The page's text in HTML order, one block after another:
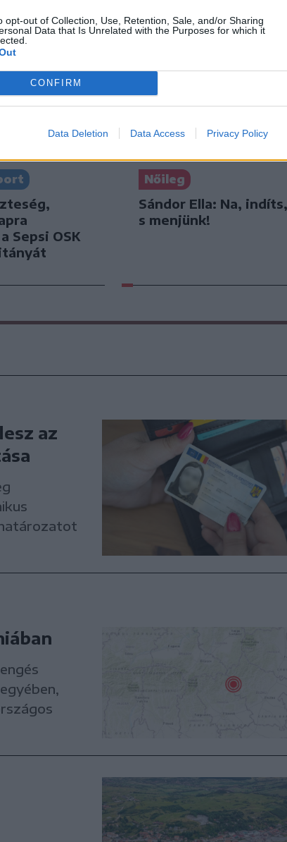
opt-out of Collection, Use, Retention, Sale, and/or Sharing
Data that Is Unrelated with the Purposes for which it
CONFIRM
Data Deletion Data Access Privacy Policy
Sepsi OSK
Nőileg
Sándor Ella: Na, indíts,
s menjünk!
az